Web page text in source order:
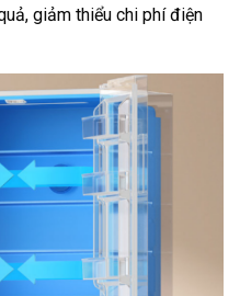
giảm thiểu chi phí điện